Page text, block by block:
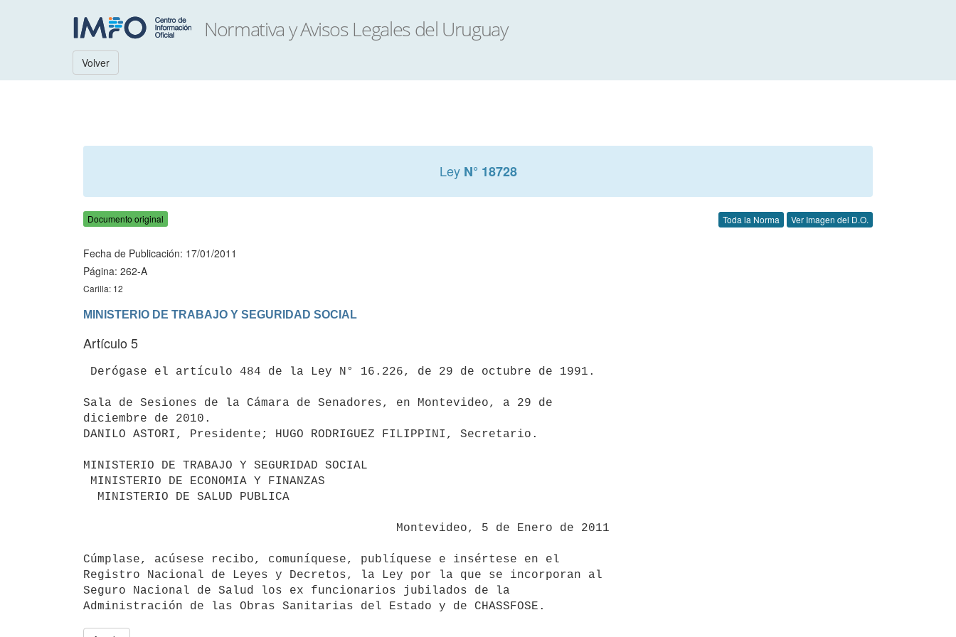
Volver
Ley N° 18728
Documento original Toda la Norma Ver Imagen del D.O.
Fecha de Publicación: 17/01/2011
Página: 262-A
Carilla: 12
Artículo 5
Sala de Sesiones de la Cámara de Senadores, en Montevideo, a 29 de
diciembre de 2010.
DANILO ASTORI, Presidente; HUGO RODRIGUEZ FILIPPINI, Secretario.
MINISTERIO DE TRABAJO Y SEGURIDAD SOCIAL
Cúmplase, acúsese recibo, comuníquese, publíquese e insértese en el
Registro Nacional de Leyes y Decretos, la Ley por la que se incorporan al
Seguro Nacional de Salud los ex funcionarios jubilados de la